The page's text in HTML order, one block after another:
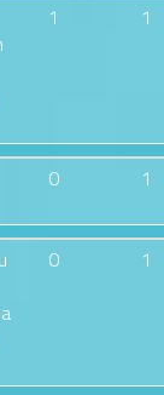
1 1
0 1
0 1